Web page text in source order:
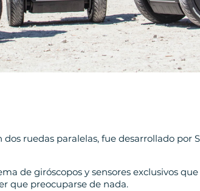
ruedas paralelas, fue desarrollado por
de giróscopos y sensores exclusivos
que preocuparse de nada.